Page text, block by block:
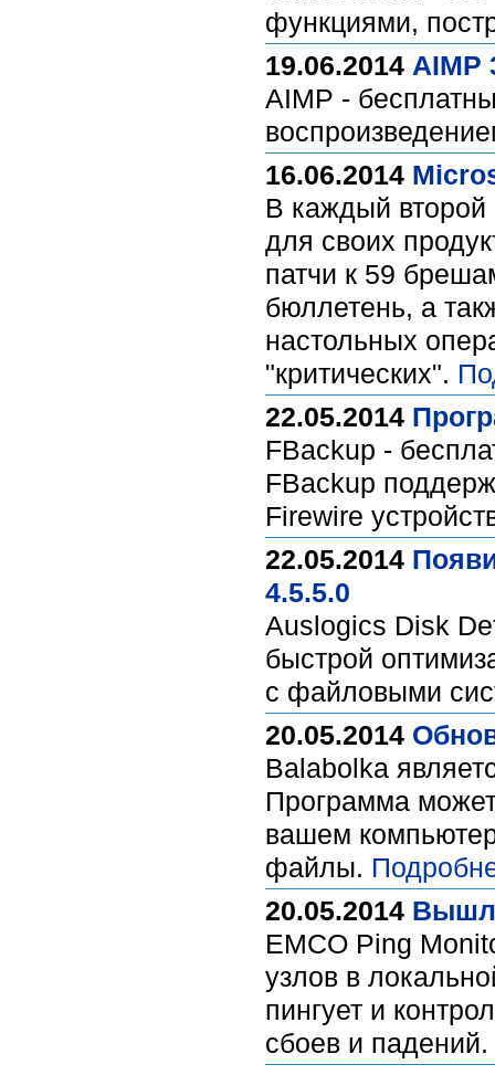
функциями,
19.06.2014 AIMP
AIMP -
16.06.2014
В каждый второй
для своих
патчи к 59
бюллетень, а
настольных
"критических".
22.05.2014
FBackup -
FBackup
Firewire
22.05.2014
4.5.5.0
Auslogics Disk
быстрой
с файловыми
20.05.2014
Balabolka
Программа
вашем
файлы.
20.05.2014
EMCO Ping
узлов в
пингует и
сбоев и падений.